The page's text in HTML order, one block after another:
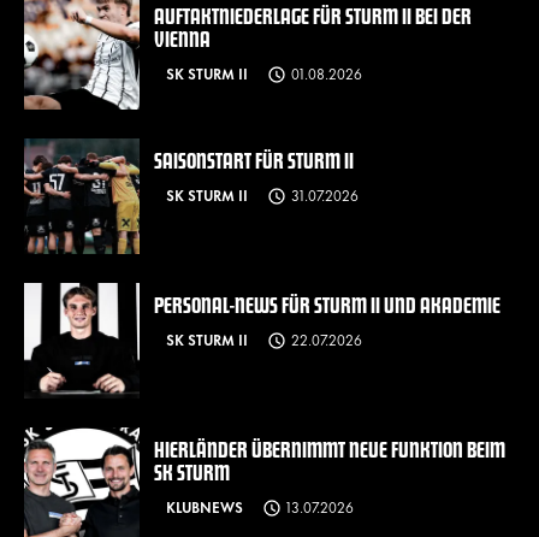
AUFTAKTNIEDERLAGE FÜR STURM II BEI DER
VIENNA
SK STURM II 01.08.2026
SAISONSTART FÜR STURM II
SK STURM II 31.07.2026
PERSONAL-NEWS FÜR STURM II UND AKADEMIE
SK STURM II 22.07.2026
HIERLÄNDER ÜBERNIMMT NEUE FUNKTION BEIM
SK STURM
KLUBNEWS 13.07.2026